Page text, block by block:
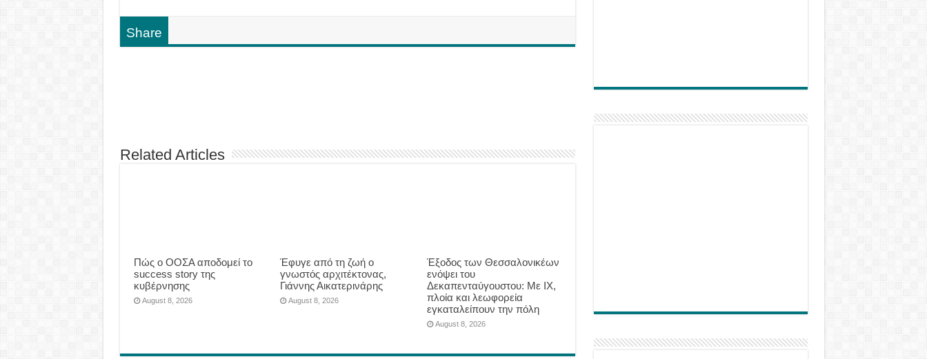
Share
Related Articles
Πώς ο ΟΟΣΑ αποδομεί το
success story της
κυβέρνησης
August 8, 2026
Έφυγε από τη ζωή ο
γνωστός αρχιτέκτονας,
Γιάννης Αικατερινάρης
August 8, 2026
Έξοδος των Θεσσαλονικέων
ενόψει του
Δεκαπενταύγουστου: Με ΙΧ,
πλοία και λεωφορεία
εγκαταλείπουν την πόλη
August 8, 2026